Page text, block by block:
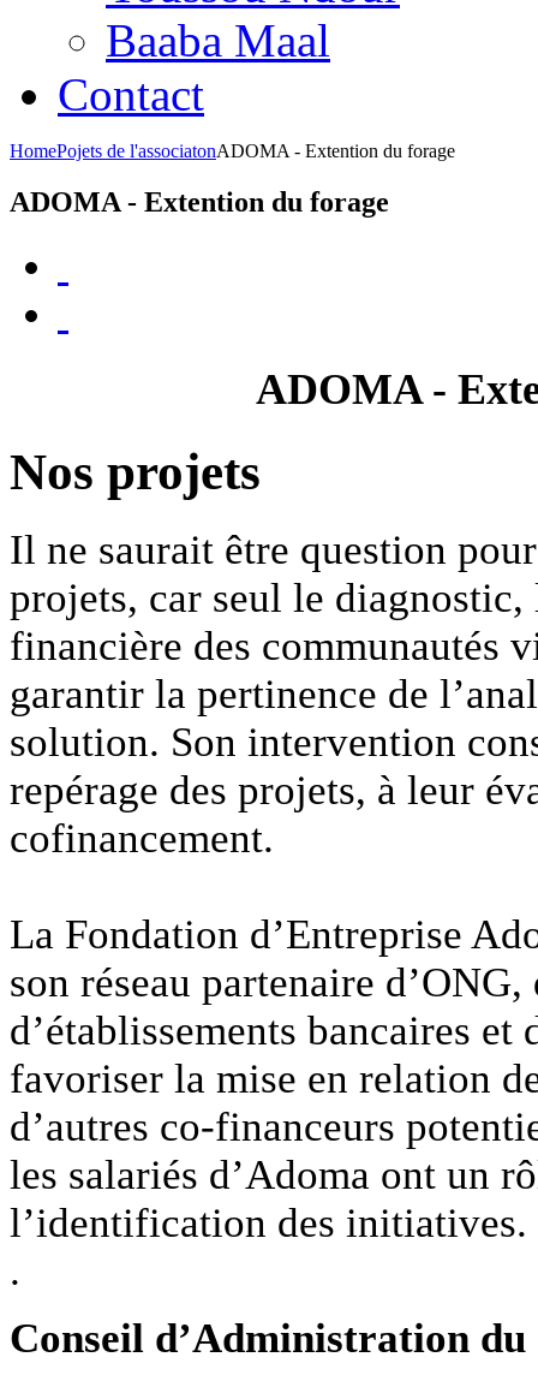
Baaba Maal
Contact
HomePojets de l'associatonADOMA - Extention du forage
ADOMA - Extention du forage
ADOMA -
Nos projets
Il ne saurait être question
projets, car seul le
financière des communautés
garantir la pertinence de
solution. Son intervention
repérage des projets, à leur
cofinancement.
La Fondation d’Entreprise
son réseau partenaire
d’établissements bancaires
favoriser la mise en relation
d’autres co-financeurs
les salariés d’Adoma ont un
l’identification des initiatives.
.
Conseil d’Administration